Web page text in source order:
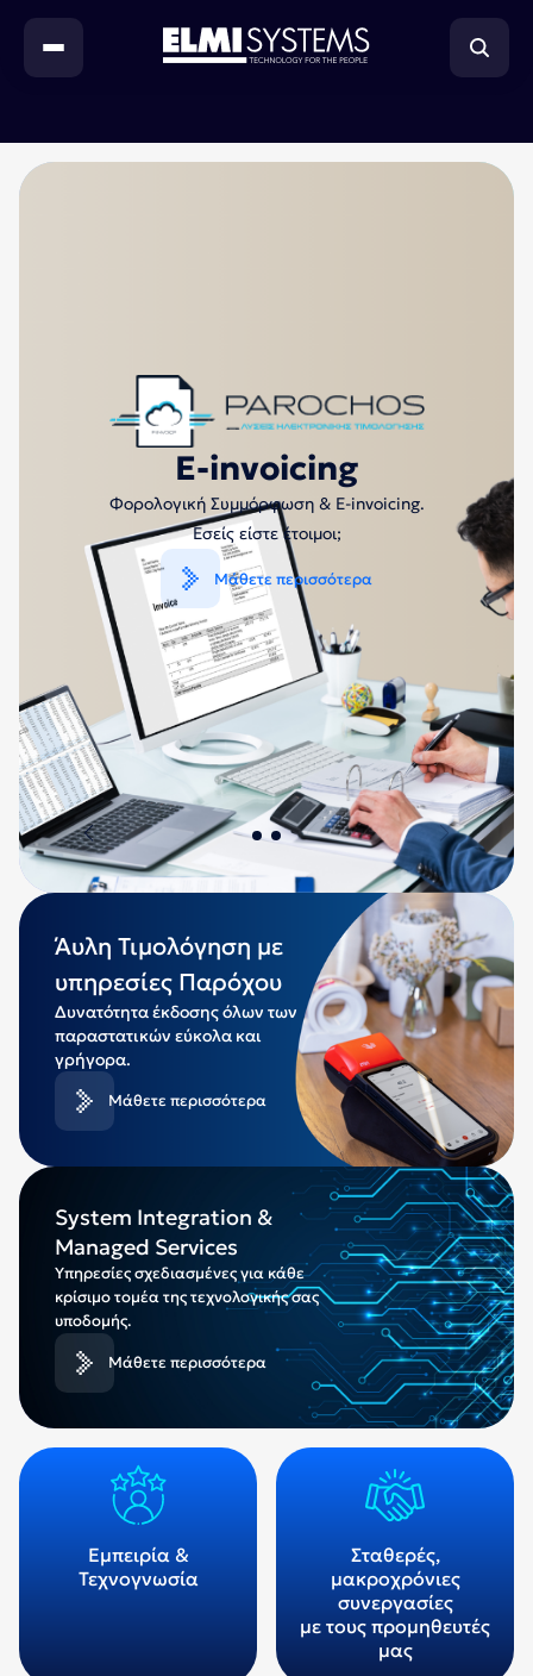
System
Εταιρία
Επικοινωνία
Αντιπροσωπεία
Επισκεφθείτε
το
ΓΛΩΣΣΑΣ
English Ελληνικά
Συστήματα λιανικών
πωλήσεων
Αξιόπιστος εξοπλισμός για την αποτελεσματική
λειτουργία του καταστήματός σας.
Μάθετε περισσότερα
Άυλη Τιμολόγηση με
υπηρεσίες Παρόχου
Δυνατότητα έκδοσης όλων των
παραστατικών εύκολα και
γρήγορα.
Μάθετε περισσότερα
System Integration &
Managed Services
Υπηρεσίες σχεδιασμένες για κάθε
κρίσιμο τομέα της τεχνολογικής σας
υποδομής.
Μάθετε περισσότερα
Εμπειρία &
Τεχνογνωσία
Σταθερές,
μακροχρόνιες
συνεργασίες
με τους προμηθευτές
μας